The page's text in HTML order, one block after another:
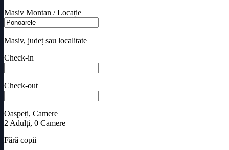
Masiv Montan / Locație
Masiv, județ sau localitate
Check-in
Check-out
Oaspeți, Camere
2 Adulți, 0 Camere
Fără copii